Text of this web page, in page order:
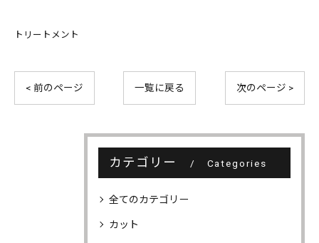
トリートメント
< 前のページ 一覧に戻る 次のページ >
カテゴリー Categories
全てのカテゴリー
カット